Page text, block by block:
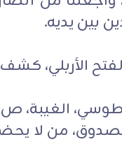
بين يديه.
من لا